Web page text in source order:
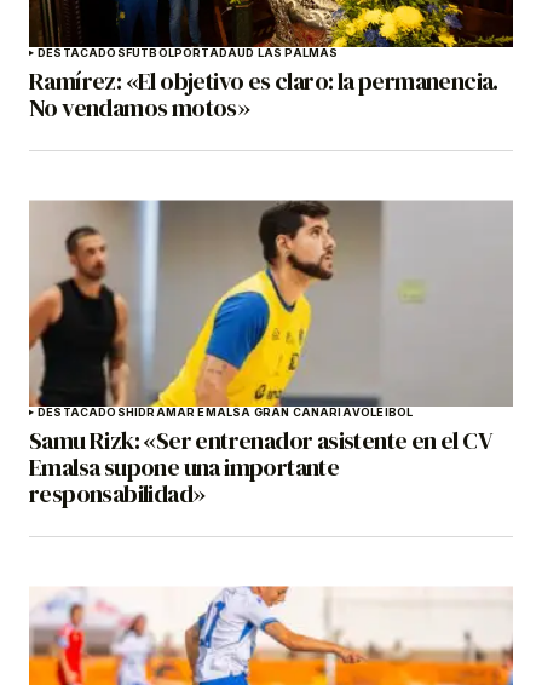
DESTACADOS FÚTBOLPORTADAUD LAS PALMAS
Ramírez: «El objetivo es claro: la permanencia.
No vendamos motos»
DESTACADOS HIDRAMAR EMALSA GRAN CANARIAVOLEIBOL
Samu Rizk: «Ser entrenador asistente en el CV
Emalsa supone una importante
responsabilidad»